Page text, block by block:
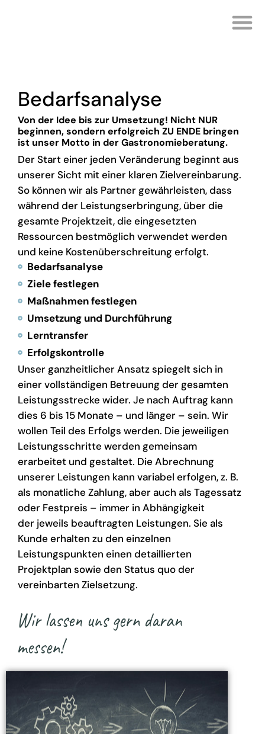
Bedarfsanalyse
Von der Idee bis zur Umsetzung! Nicht NUR
beginnen, sondern erfolgreich ZU ENDE bringen
ist unser Motto in der Gastronomieberatung.
Der Start einer jeden Veränderung beginnt aus
unserer Sicht mit einer klaren Zielvereinbarung.
So können wir als Partner gewährleisten, dass
während der Leistungserbringung, über die
gesamte Projektzeit, die eingesetzten
Ressourcen bestmöglich verwendet werden
und keine Kostenüberschreitung erfolgt.
Bedarfsanalyse
Ziele festlegen
Maßnahmen festlegen
Umsetzung und Durchführung
Lerntransfer
Erfolgskontrolle
Unser ganzheitlicher Ansatz spiegelt sich in
einer vollständigen Betreuung der gesamten
Leistungsstrecke wider. Je nach Auftrag kann
dies 6 bis 15 Monate – und länger – sein. Wir
wollen Teil des Erfolgs werden. Die jeweiligen
Leistungsschritte werden gemeinsam
erarbeitet und gestaltet. Die Abrechnung
unserer Leistungen kann variabel erfolgen, z. B.
als monatliche Zahlung, aber auch als Tagessatz
oder Festpreis – immer in Abhängigkeit
der jeweils beauftragten Leistungen. Sie als
Kunde erhalten zu den einzelnen
Leistungspunkten einen detaillierten
Projektplan sowie den Status quo der
vereinbarten Zielsetzung.